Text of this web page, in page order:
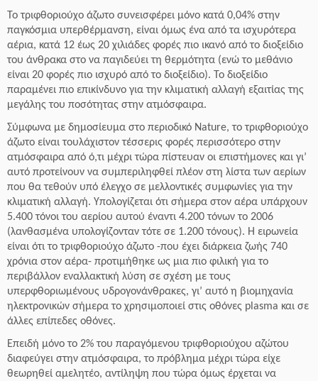
Το τριφθοριούχο άζωτο συνεισφέρει μόνο κατά 0,04% στην
παγκόσμια υπερθέρμανση, είναι όμως ένα από τα ισχυρότερα
αέρια, κατά 12 έως 20 χιλιάδες φορές πιο ικανό από το διοξείδιο
του άνθρακα στο να παγιδεύει τη θερμότητα (ενώ το μεθάνιο
είναι 20 φορές πιο ισχυρό από το διοξείδιο). Το διοξείδιο
παραμένει πιο επικίνδυνο για την κλιματική αλλαγή εξαιτίας της
μεγάλης του ποσότητας στην ατμόσφαιρα.
Σύμφωνα με δημοσίευμα στο περιοδικό Nature, το τριφθοριούχο
άζωτο είναι τουλάχιστον τέσσερις φορές περισσότερο στην
ατμόσφαιρα από ό,τι μέχρι τώρα πίστευαν οι επιστήμονες και γι’
αυτό προτείνουν να συμπεριληφθεί πλέον στη λίστα των αερίων
που θα τεθούν υπό έλεγχο σε μελλοντικές συμφωνίες για την
κλιματική αλλαγή. Υπολογίζεται ότι σήμερα στον αέρα υπάρχουν
5.400 τόνοι του αερίου αυτού έναντι 4.200 τόνων το 2006
(λανθασμένα υπολογίζονταν τότε σε 1.200 τόνους). Η ειρωνεία
είναι ότι το τριφθοριούχο άζωτο -που έχει διάρκεια ζωής 740
χρόνια στον αέρα- προτιμήθηκε ως μια πιο φιλική για το
περιβάλλον εναλλακτική λύση σε σχέση με τους
υπερφθοριωμένους υδρογονάνθρακες, γι’ αυτό η βιομηχανία
ηλεκτρονικών σήμερα το χρησιμοποιεί στις οθόνες plasma και σε
άλλες επίπεδες οθόνες.
Επειδή μόνο το 2% του παραγόμενου τριφθοριούχου αζώτου
διαφεύγει στην ατμόσφαιρα, το πρόβλημα μέχρι τώρα είχε
θεωρηθεί αμελητέο, αντίληψη που τώρα όμως έρχεται να